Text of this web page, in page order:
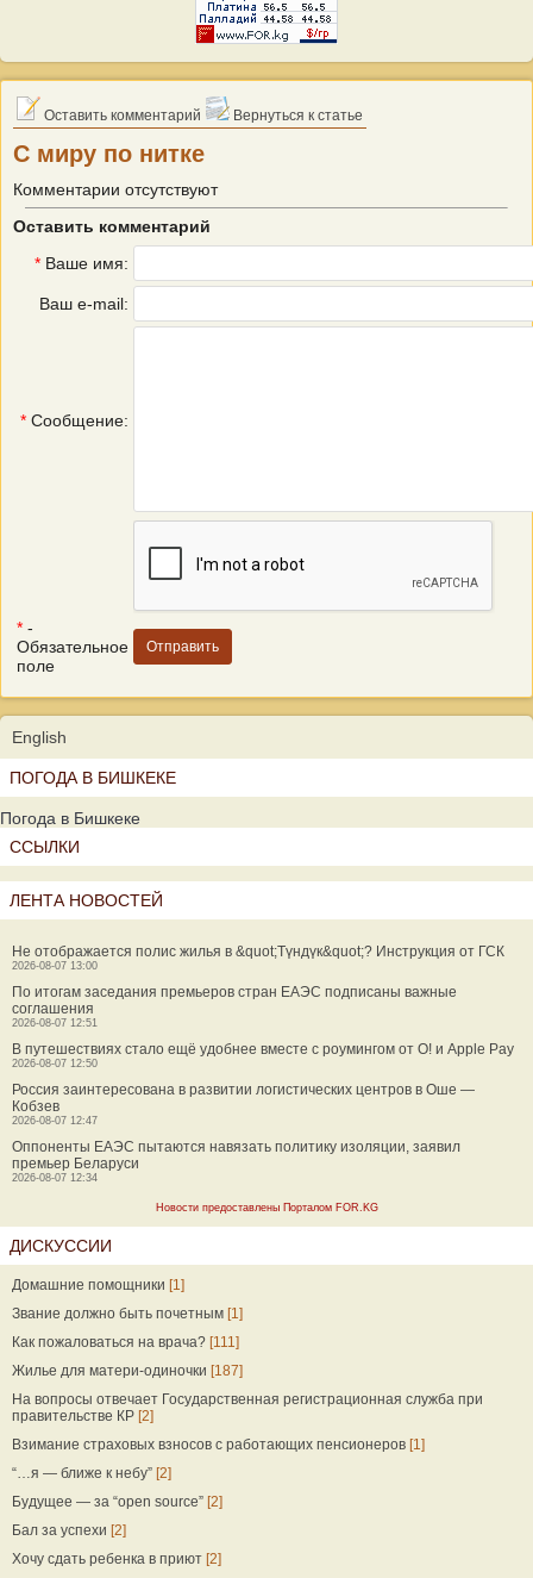
Оставить комментарий Вернуться к статье
С миру по нитке
Комментарии отсутствуют
Оставить комментарий
* Ваше имя:
Ваш e-mail:
* Сообщение:
* -
Обязательное
поле
English
ПОГОДА В БИШКЕКЕ
Погода в Бишкеке
ССЫЛКИ
ЛЕНТА НОВОСТЕЙ
Не отображается полис жилья в &quot;Түндүк&quot;? Инструкция от ГСК
2026-08-07 13:00
По итогам заседания премьеров стран ЕАЭС подписаны важные
соглашения
2026-08-07 12:51
В путешествиях стало ещё удобнее вместе с роумингом от О! и Apple Pay
2026-08-07 12:50
Россия заинтересована в развитии логистических центров в Оше —
Кобзев
2026-08-07 12:47
Оппоненты ЕАЭС пытаются навязать политику изоляции, заявил
премьер Беларуси
2026-08-07 12:34
Новости предоставлены Порталом FOR.KG
ДИСКУССИИ
Домашние помощники [1]
Звание должно быть почетным [1]
Как пожаловаться на врача? [111]
Жилье для матери-одиночки [187]
На вопросы отвечает Государственная регистрационная служба при
правительстве КР [2]
Взимание страховых взносов с работающих пенсионеров [1]
“…я — ближе к небу” [2]
Будущее — за “open source” [2]
Бал за успехи [2]
Хочу сдать ребенка в приют [2]